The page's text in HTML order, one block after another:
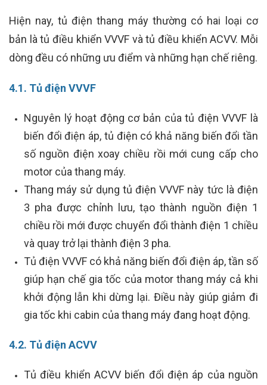
Hiện nay, tủ điện thang máy thường có hai loại cơ
bản là tủ điều khiển VVVF và tủ điều khiển ACVV. Mỗi
dòng đều có những ưu điểm và những hạn chế riêng.
4.1. Tủ điện VVVF
Nguyên lý hoạt động cơ bản của tủ điện VVVF là
biến đổi điện áp, tủ điện có khả năng biến đổi tần
số nguồn điện xoay chiều rồi mới cung cấp cho
motor của thang máy.
Thang máy sử dụng tủ điện VVVF này tức là điện
3 pha được chỉnh lưu, tạo thành nguồn điện 1
chiều rồi mới được chuyển đổi thành điện 1 chiều
và quay trở lại thành điện 3 pha.
Tủ điện VVVF có khả năng biến đổi điện áp, tần số
giúp hạn chế gia tốc của motor thang máy cả khi
khởi động lẫn khi dừng lại. Điều này giúp giảm đi
gia tốc khi cabin của thang máy đang hoạt động.
4.2. Tủ điện ACVV
Tủ điều khiển ACVV biến đổi điện áp của nguồn